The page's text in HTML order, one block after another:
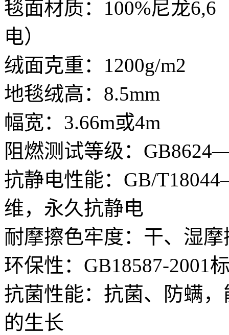
毯面材质：100%尼龙
电）
绒面克重：1200g/m2
地毯绒高：8.5mm
幅宽：3.66m或4m
阻燃测试等级：
抗静电性能：GB/
维，永久抗静电
耐摩擦色牢度：干、湿
环保性：GB18587-2001
抗菌性能：抗菌、防螨
的生长